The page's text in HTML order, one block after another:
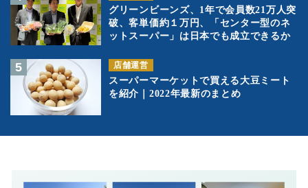
グリーンビーンズ、1年で会員数21万人突
破、客単価約１万円、「センター型のネ
ットスーパー」は日本でも成立できるか
店舗運営
スーパーマーケットで買える大豆ミート
を紹介｜2022年最新のまとめ